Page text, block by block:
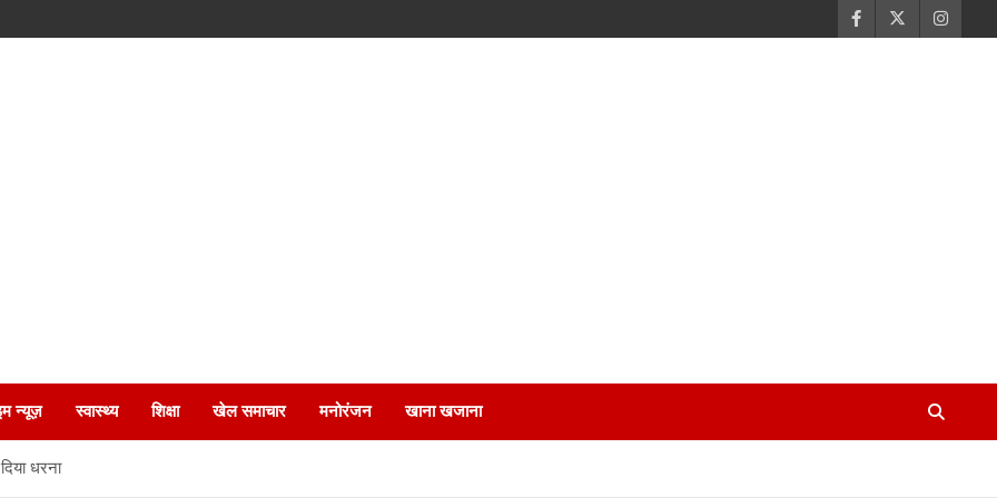
न्यूज़ स्वास्थ्य शिक्षा खेल समाचार मनोरंजन खाना खजाना
धरना